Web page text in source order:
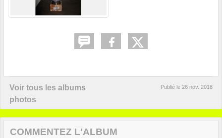
Voir tous les albums
photos
Publié le 26 nov. 2018
COMMENTEZ L'ALBUM